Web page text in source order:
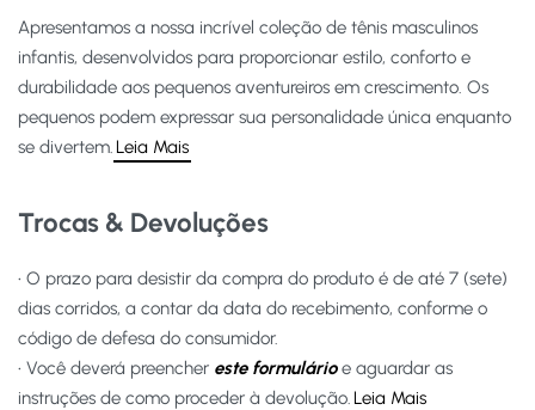
Apresentamos a nossa incrível coleção de tênis masculinos
infantis, desenvolvidos para proporcionar estilo, conforto e
durabilidade aos pequenos aventureiros em crescimento. Os
pequenos podem expressar sua personalidade única enquanto
se divertem. Leia Mais
Trocas & Devoluções
• O prazo para desistir da compra do produto é de até 7 (sete)
dias corridos, a contar da data do recebimento, conforme o
código de defesa do consumidor.
• Você deverá preencher este formulárioe aguardar as
instruções de como proceder à devolução.Leia Mais